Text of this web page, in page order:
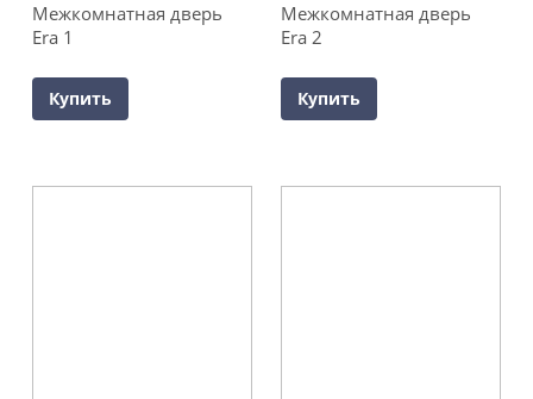
Межкомнатная дверь
Era 1
Купить
Межкомнатная дверь
Era 2
Купить